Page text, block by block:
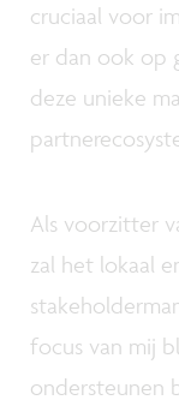
cruciaal voor
er dan ook op
deze unieke
Als voorzitter
zal het lokaal
focus van mij
ondersteunen